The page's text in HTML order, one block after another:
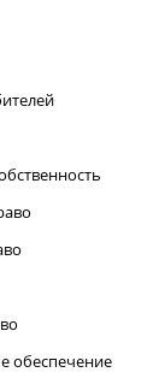
обеспечение